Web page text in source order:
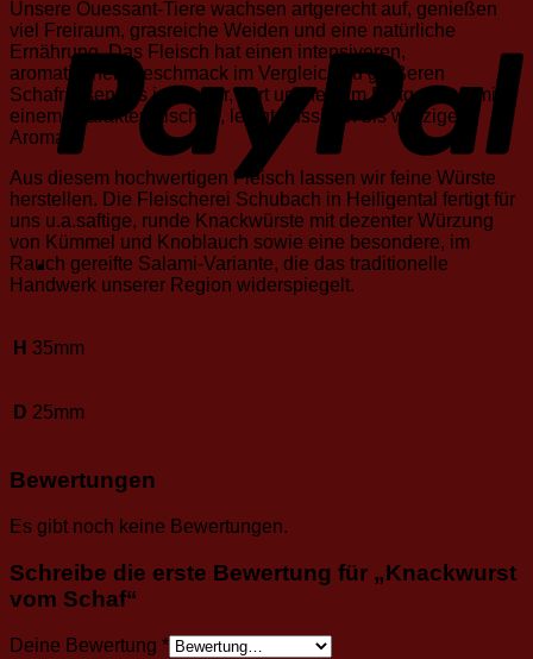
Unsere Ouessant-Tiere wachsen artgerecht auf, genießen
viel Freiraum, grasreiche Weiden und eine natürliche
Ernährung. Das Fleisch hat einen intensiveren,
aromatischen Geschmack im Vergleich zu größeren
Schafrassen. Es ist mager, zart und fein im Fettgehalt – mit
einem charakteristischen, leicht nussigen bis würzigen
Aroma.
Aus diesem hochwertigen Fleisch lassen wir feine Würste
herstellen. Die Fleischerei Schubach in Heiligental fertigt für
uns u.a.saftige, runde Knackwürste mit dezenter Würzung
von Kümmel und Knoblauch sowie eine besondere, im
Rauch gereifte Salami-Variante, die das traditionelle
Handwerk unserer Region widerspiegelt.
H 35mm
D 25mm
Bewertungen
Es gibt noch keine Bewertungen.
Schreibe die erste Bewertung für „Knackwurst
vom Schaf“
Deine Bewertung *